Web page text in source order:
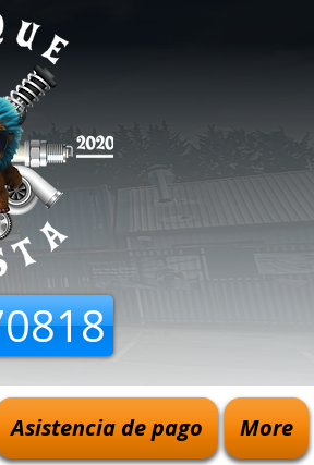
Asistencia de pago More